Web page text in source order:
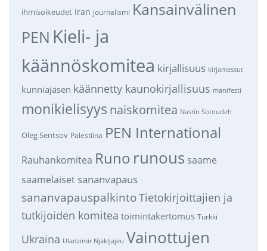
ihmisoikeudet Iran journalismi Kansainvälinen
PEN Kieli- ja
käännöskomitea kirjallisuus kirjamessut
kunniajäsen käännetty kaunokirjallisuus manifesti
monikielisyys naiskomitea Nasrin Sotoudeh
Oleg Sentsov Palestiina PEN International
Rauhankomitea Runo runous saame
saamelaiset sananvapaus
sananvapauspalkintoTietokirjoittajien ja
tutkijoiden komitea toimintakertomus Turkki
Ukraina Uladzimir Njakljajeu Vainottujen